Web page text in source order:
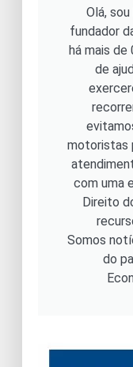
Olá,
fundador
há mais
de
motoristas
com uma
Direito
Somos
do